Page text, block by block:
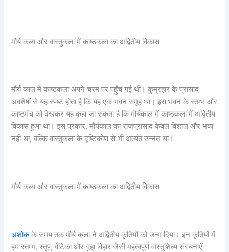
मौर्य कला और वास्तुकला में काष्ठकला का अद्वितीय विकास
मौर्य काल में काष्ठकला अपने चरम पर पहुँच गई थी। कुम्रहार के प्रासाद
अवशेषों से यह स्पष्ट होता है कि यह एक भवन समूह था। इस भवन के स्तम्भ और
काष्ठमंच को देखकर यह कहा जा सकता है कि मौर्यकाल में काष्ठकला में अद्वितीय
विकास हुआ था। इस प्रकार, मौर्यकाल का राजप्रासाद केवल विशाल और भव्य
नहीं था, बल्कि वास्तुकला के दृष्टिकोण से भी अत्यंत उन्नत था।
मौर्य कला और वास्तुकला में काष्ठकला का अद्वितीय विकास
अशोकके समय तक मौर्य कला ने अद्वितीय कृतियों को जन्म दिया। इन कृतियों में
हम स्तम्भ, स्तूप, वेटिका और गुहा विहार जैसी महत्वपूर्ण वास्तुशिल्प संरचनाएँ